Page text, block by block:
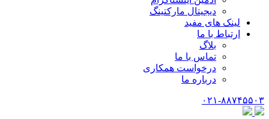
دیجیتال مارکتینگ
لینک های مفید
ارتباط با ما
بلاگ
تماس با ما
درخواست همکاری
درباره ما
۸۸۷۴۵۵۰۳